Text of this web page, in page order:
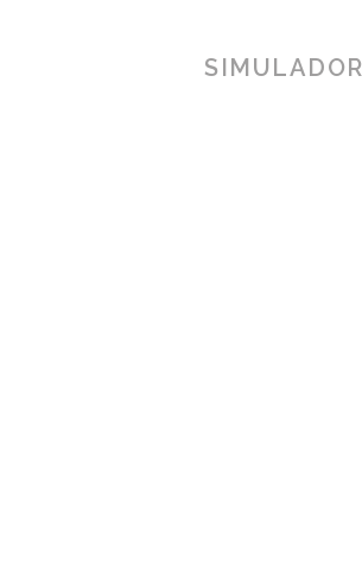
SIMULADOR